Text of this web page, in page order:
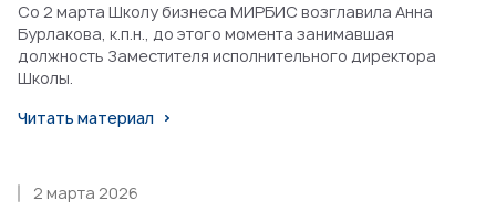
Со 2 марта Школу бизнеса МИРБИС возглавила Анна
Бурлакова, к.п.н., до этого момента занимавшая
должность Заместителя исполнительного директора
Школы.
Читать материал
2 марта 2026